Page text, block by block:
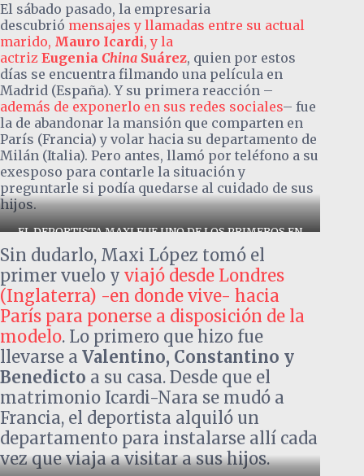
El sábado pasado, la empresaria
descubrió mensajes y llamadas entre su actual
marido, Mauro Icardi, y la
actriz Eugenia China Suárez, quien por estos
días se encuentra filmando una película en
Madrid (España). Y su primera reacción –
además de exponerlo en sus redes sociales– fue
la de abandonar la mansión que comparten en
París (Francia) y volar hacia su departamento de
Milán (Italia). Pero antes, llamó por teléfono a su
exesposo para contarle la situación y
preguntarle si podía quedarse al cuidado de sus
hijos.
EL DEPORTISTA MAXI FUE UNO DE LOS PRIMEROS EN
PONERSE A DISPOSICIÓN DE SU EXESPOSA Y SUS HIJOS
CUANDO SE DESATÓ EL ESCÁNDALO CON EL EX AMIGO Y
JUGADOR DEL PSG
Sin dudarlo, Maxi López tomó el
primer vuelo y viajó desde Londres
(Inglaterra) -en donde vive- hacia
París para ponerse a disposición de la
modelo. Lo primero que hizo fue
llevarse a Valentino, Constantino y
Benedicto a su casa. Desde que el
matrimonio Icardi-Nara se mudó a
Francia, el deportista alquiló un
departamento para instalarse allí cada
vez que viaja a visitar a sus hijos.